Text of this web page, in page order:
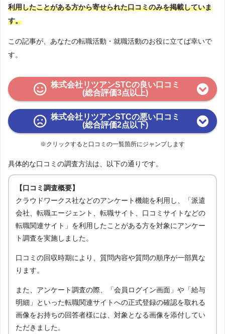
利用したことがある方から寄せられた口コミのみを掲載していま
す。
この記事が、あなたの転職活動・就職活動のお役に立てば幸いで
す。
株式会社リツアンSTCの良い口コミ
(総合評価3点以上)
株式会社リツアンSTCの悪い口コミ
(総合評価2点以下)
※クリックすると口コミの一覧箇所にジャンプします
具体的な口コミの調査方法は、以下の通りです。
【口コミ調査概要】
クラウドワークス社などのアンケート機能を利用し、「派遣
会社、転職エージェント、転職サイト、口コミサイトなどの
転職関連サイト」を利用したことがある方を対象にアンケー
ト調査を実施しました。
口コミの回収時期により、質問内容や質問の順序が一部異な
ります。
また、アンケート調査の際、「会員ログイン画面」や「給与
明細」といった転職関連サイトへの正式登録の確認を取れる
画像をお持ちの回答者様には、対象となる画像を添付してい
ただきました。